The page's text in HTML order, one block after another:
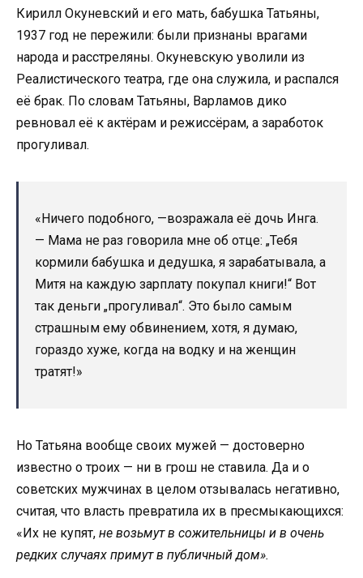
Кирилл Окуневский и его мать, бабушка Татьяны,
1937 год не пережили: были признаны врагами
народа и расстреляны. Окуневскую уволили из
Реалистического театра, где она служила, и распался
её брак. По словам Татьяны, Варламов дико
ревновал её к актёрам и режиссёрам, а заработок
прогуливал.
«Ничего подобного, —возражала её дочь Инга.
— Мама не раз говорила мне об отце: „Тебя
кормили бабушка и дедушка, я зарабатывала, а
Митя на каждую зарплату покупал книги!“ Вот
так деньги „прогуливал“. Это было самым
страшным ему обвинением, хотя, я думаю,
гораздо хуже, когда на водку и на женщин
тратят!»
Но Татьяна вообще своих мужей — достоверно
известно о троих — ни в грош не ставила. Да и о
советских мужчинах в целом отзывалась негативно,
считая, что власть превратила их в пресмыкающихся:
«Их не купят, не возьмут в сожительницы и в очень
редких случаях примут в публичный дом».